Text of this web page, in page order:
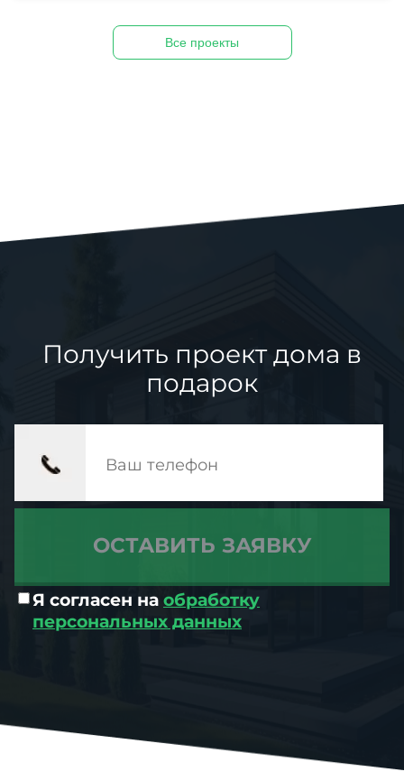
Все проекты
Получить проект дома в
подарок
Я согласен на обработку
персональных данных